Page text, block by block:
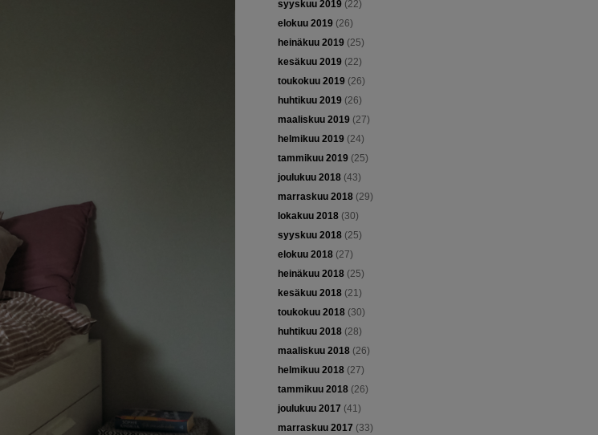
syyskuu 2019(22)
elokuu 2019(26)
heinäkuu 2019(25)
kesäkuu 2019(22)
toukokuu 2019(26)
huhtikuu 2019(26)
maaliskuu 2019(27)
helmikuu 2019(24)
tammikuu 2019(25)
joulukuu 2018(43)
marraskuu 2018(29)
lokakuu 2018(30)
syyskuu 2018(25)
elokuu 2018(27)
heinäkuu 2018(25)
kesäkuu 2018(21)
toukokuu 2018(30)
huhtikuu 2018(28)
maaliskuu 2018(26)
helmikuu 2018(27)
tammikuu 2018(26)
joulukuu 2017 (41)
marraskuu 2017 (33)